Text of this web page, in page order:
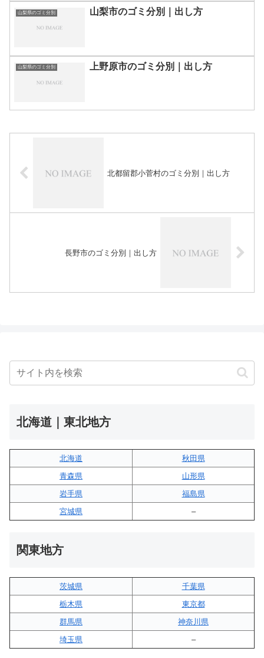
山梨県のゴミ分別 山梨市のゴミ分別｜出し方
山梨県のゴミ分別 上野原市のゴミ分別｜出し方
北都留郡小菅村のゴミ分別｜出し方
長野市のゴミ分別｜出し方
北海道｜東北地方
北海道
秋田県
青森県
山形県
岩手県
福島県
宮城県
–
関東地方
茨城県
千葉県
栃木県
東京都
群馬県
神奈川県
埼玉県
–